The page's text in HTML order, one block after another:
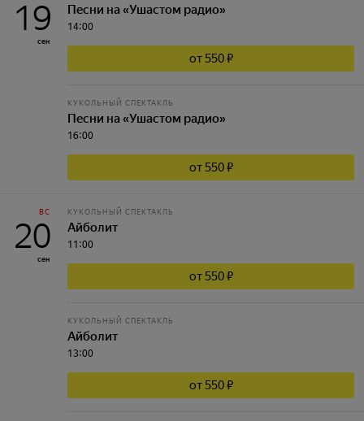
19
сен
Песни на «Ушастом радио»
14:00
от 550 ₽
КУКОЛЬНЫЙ СПЕКТАКЛЬ
Песни на «Ушастом радио»
16:00
от 550 ₽
ВС
20
сен
КУКОЛЬНЫЙ СПЕКТАКЛЬ
Айболит
11:00
от 550 ₽
КУКОЛЬНЫЙ СПЕКТАКЛЬ
Айболит
13:00
от 550 ₽